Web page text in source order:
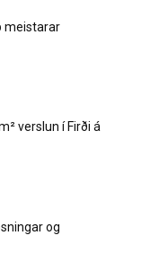
meistarar
verslun í Firði á
og